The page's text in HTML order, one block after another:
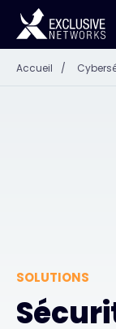
Accueil /
SOLUTIONS